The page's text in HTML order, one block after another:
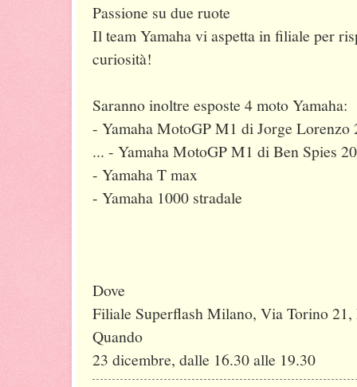
Passione su due ruote
Il team Yamaha vi aspetta in filiale per
curiosità!
Saranno inoltre esposte 4 moto Yamaha:
- Yamaha MotoGP M1 di Jorge Lorenzo
... - Yamaha MotoGP M1 di Ben Spies
- Yamaha T max
- Yamaha 1000 stradale
Dove
Filiale Superflash Milano, Via Torino
Quando
23 dicembre, dalle 16.30 alle 19.30